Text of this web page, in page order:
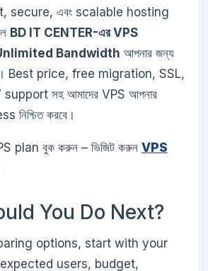
secure, এবং scalable hosting
BD IT CENTER-এর VPS
Bandwidth আপনার জন্য
Best price, free migration, SSL,
সহ আমাদের VPS আপনার
করবে।
plan বুক করুন – ভিজিট করুন VPS
You Do Next?
options, start with your
users, budget,